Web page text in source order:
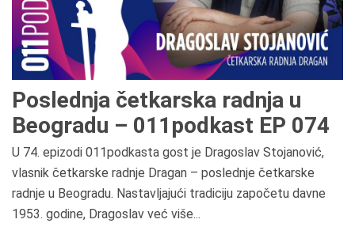
Poslednja četkarska radnja u
Beogradu – 011podkast EP 074
U 74. epizodi 011podkasta gost je Dragoslav Stojanović,
vlasnik četkarske radnje Dragan – poslednje četkarske
radnje u Beogradu. Nastavljajući tradiciju započetu davne
1953. godine, Dragoslav već više...